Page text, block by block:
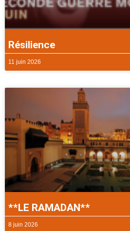
Résilience
11 juin 2026
**LE RAMADAN**
8 juin 2026